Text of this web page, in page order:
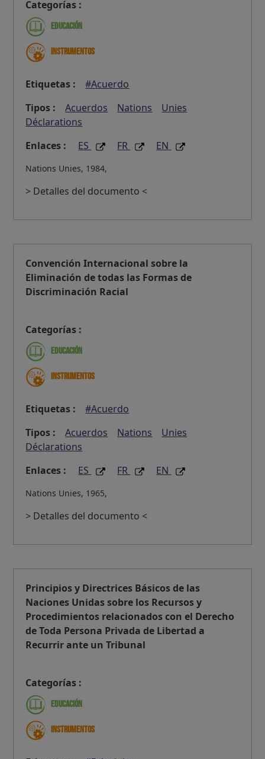
Categorías :
Educación
Instrumentos
Etiquetas :
#Acuerdo
Tipos :
Acuerdos Nations
Unies
Déclarations
Enlaces :
ES FR EN
Nations Unies, 1984,
> Detalles del documento <
Convención Internacional sobre la
Eliminación de todas las Formas de
Discriminación Racial
Categorías :
Educación
Instrumentos
Etiquetas :
#Acuerdo
Tipos :
Acuerdos Nations
Unies
Déclarations
Enlaces :
ES FR EN
Nations Unies, 1965,
> Detalles del documento <
Principios y Directrices Básicos de las
Naciones Unidas sobre los Recursos y
Procedimientos relacionados con el Derecho
de Toda Persona Privada de Libertad a
Recurrir ante un Tribunal
Categorías :
Educación
Instrumentos